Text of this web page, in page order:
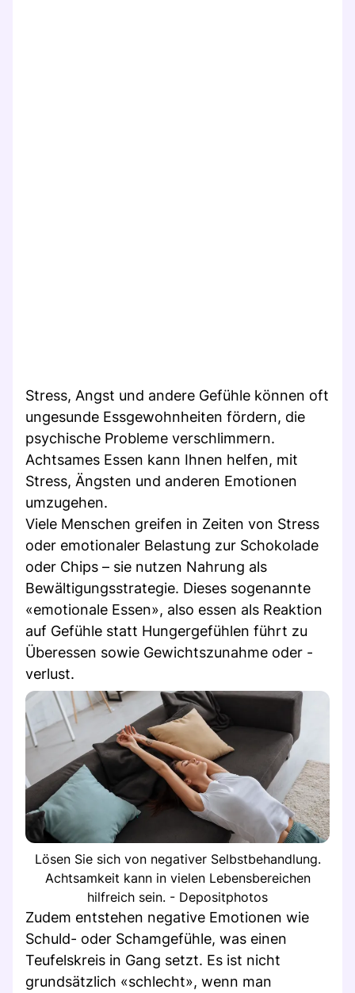
Stress, Angst und andere Gefühle können oft
ungesunde Essgewohnheiten fördern, die
psychische Probleme verschlimmern.
Achtsames Essen kann Ihnen helfen, mit
Stress, Ängsten und anderen Emotionen
umzugehen.
Viele Menschen greifen in Zeiten von Stress
oder emotionaler Belastung zur Schokolade
oder Chips – sie nutzen Nahrung als
Bewältigungsstrategie. Dieses sogenannte
«emotionale Essen», also essen als Reaktion
auf Gefühle statt Hungergefühlen führt zu
Überessen sowie Gewichtszunahme oder -
verlust.
Lösen Sie sich von negativer Selbstbehandlung.
Achtsamkeit kann in vielen Lebensbereichen
hilfreich sein. - Depositphotos
Zudem entstehen negative Emotionen wie
Schuld- oder Schamgefühle, was einen
Teufelskreis in Gang setzt. Es ist nicht
grundsätzlich «schlecht», wenn man